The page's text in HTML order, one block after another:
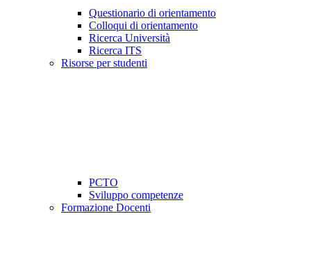
Questionario di orientamento
Colloqui di orientamento
Ricerca Università
Ricerca ITS
Risorse per studenti
PCTO
Sviluppo competenze
Formazione Docenti